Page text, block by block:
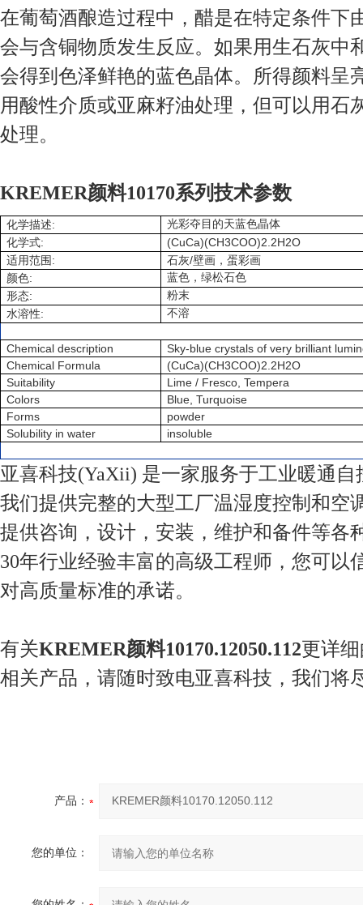
在葡萄酒酿造过程中，醋是在特定条件下
会与含铜物质发生反应。如果用生石灰中
会得到色泽鲜艳的蓝色晶体。所得颜料呈
用酸性介质或亚麻籽油处理，但可以用石
处理。
KREMER颜料10170系列技术参数
化学描述:
光彩夺目的天蓝色晶体
化学式: (CuCa)(CH3COO)2.2H2O
适用范围 : 石灰/壁画，蛋彩画
颜色:
蓝色，绿松石色
形态:
粉末
水溶性: 不溶
Chemical description
Sky-blue crystals of very brilliant
Chemical Formula
(CuCa)(CH3COO)2.2H2O
Suitability
Lime / Fresco, Tempera
Colors
Blue, Turquoise
Forms
powder
Solubility in water
insoluble
亚喜科技(YaXii) 是一家服务于工业暖通自
我们提供完整的大型工厂温湿度控制和空
提供咨询，设计，安装，维护和备件等各
30年行业经验丰富的高级工程师，您可以
对高质量标准的承诺。
有关KREMER颜料10170.12050.112更详
相关产品，请随时致电亚喜科技，我们将
产品：
您的单位：